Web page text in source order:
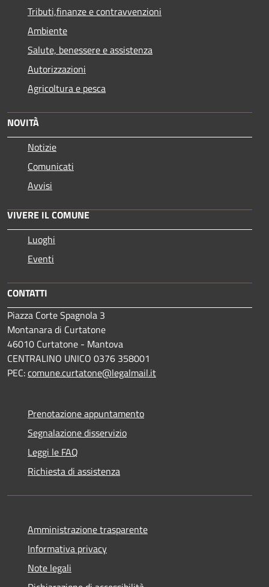
Tributi,finanze e contravvenzioni
Ambiente
Salute, benessere e assistenza
Autorizzazioni
Agricoltura e pesca
NOVITÀ
Notizie
Comunicati
Avvisi
VIVERE IL COMUNE
Luoghi
Eventi
CONTATTI
Piazza Corte Spagnola 3
Montanara di Curtatone
46010 Curtatone - Mantova
CENTRALINO UNICO 0376 358001
PEC:comune.curtatone@legalmail.it
Prenotazione appuntamento
Segnalazione disservizio
Leggi le FAQ
Richiesta di assistenza
Amministrazione trasparente
Informativa privacy
Note legali